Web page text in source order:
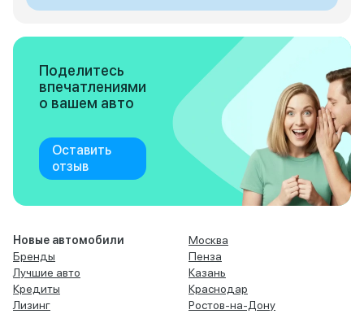
Поделитесь
впечатлениями
о вашем авто
Оставить
отзыв
Новые автомобили
Бренды
Лучшие авто
Кредиты
Лизинг
Москва
Пенза
Казань
Краснодар
Ростов-на-Дону